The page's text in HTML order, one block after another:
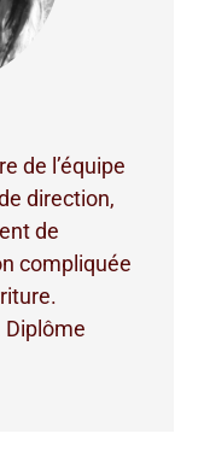
de l’équipe
direction,
de
compliquée